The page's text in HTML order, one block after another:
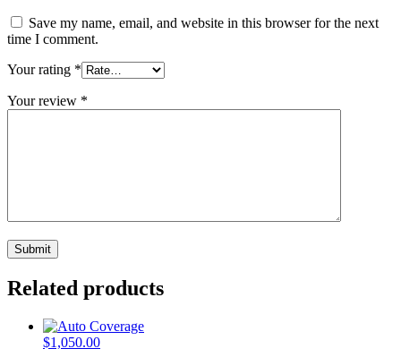
Save my name, email, and website in this browser for the next
time I comment.
Your rating *
Your review *
Related products
$1,050.00